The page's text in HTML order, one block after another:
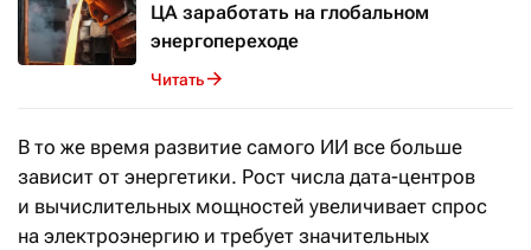
ЦА заработать на глобальном
энергопереходе
Читать
В то же время развитие самого ИИ все больше
зависит от энергетики. Рост числа дата-центров
и вычислительных мощностей увеличивает спрос
на электроэнергию и требует значительных